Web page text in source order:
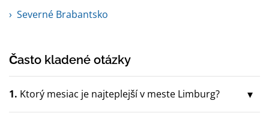
Severné Brabantsko
Často kladené otázky
1. Ktorý mesiac je najteplejší v meste Limburg?